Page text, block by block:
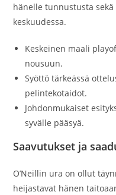
hänelle tunnustusta
keskuudessa.
Keskeinen maali
nousuun.
Syöttö tärkeässä
pelintekotaidot.
Johdonmukaiset
syvälle pääsyä.
Saavutukset ja
O’Neillin ura on ollut
heijastavat hänen